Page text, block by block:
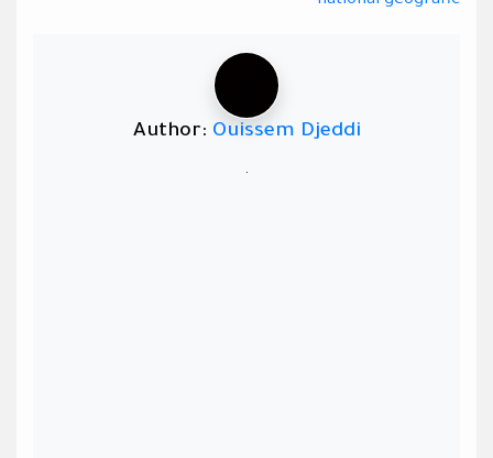
Author: Ouissem Djeddi
.